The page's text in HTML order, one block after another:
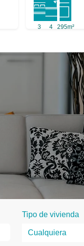
3 4 295m²
Tipo de vivienda